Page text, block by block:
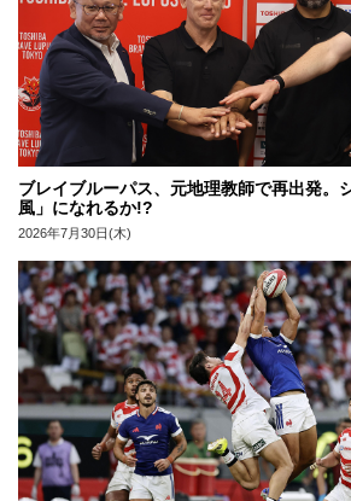
ブレイブルーパス、元地理教師で再出発。
風」になれるか!?
2026年7月30日(木)